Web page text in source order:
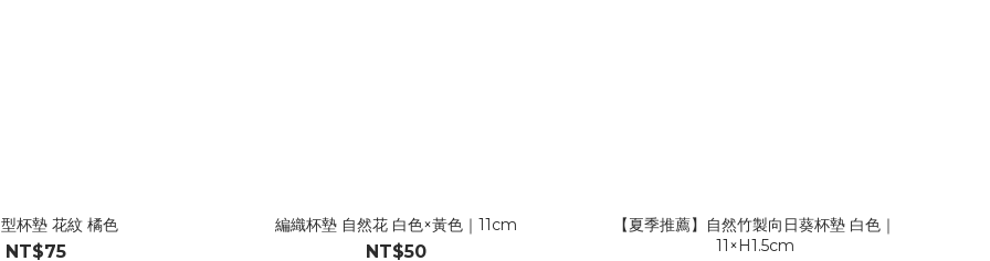
杯墊 花紋 橘色
NT$75
編織杯墊 自然花 白色×黃色｜11cm
NT$50
【夏季推薦】自然竹製向日葵杯墊 白色｜
11×H1.5cm